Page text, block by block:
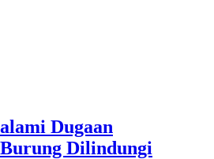
Dugaan
Dilindungi